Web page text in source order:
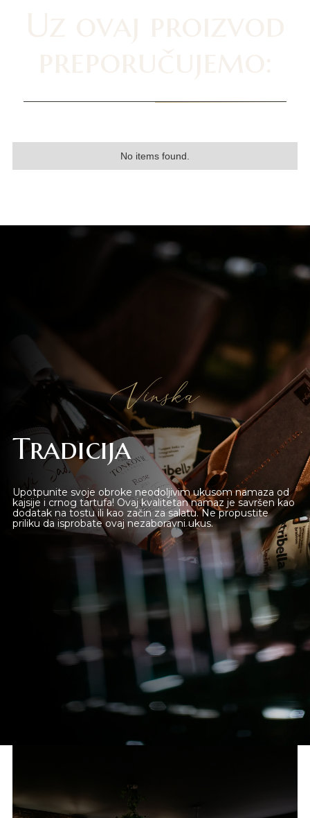
Novi Sad
Online shop
Beograd
No items found.
Vinska
Tradicija
Upotpunite svoje obroke neodoljivim ukusom namaza od
kajsije i crnog tartufa! Ovaj kvalitetan namaz je savršen kao
dodatak na tostu ili kao začin za salatu. Ne propustite
priliku da isprobate ovaj nezaboravni ukus.